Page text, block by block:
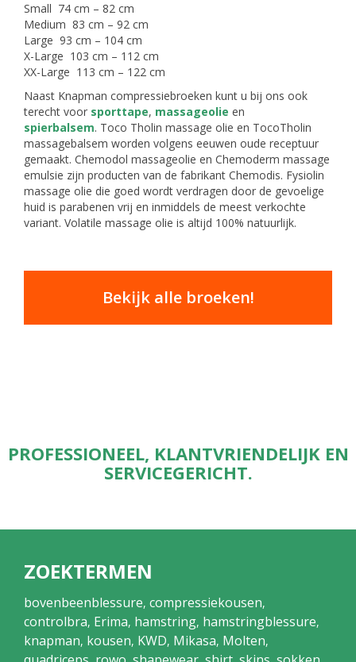
Small 74 cm – 82 cm
Medium 83 cm – 92 cm
Large 93 cm – 104 cm
X-Large 103 cm – 112 cm
XX-Large 113 cm – 122 cm
Naast Knapman compressiebroeken kunt u bij ons ook
terecht voor sporttape, massageolie en
spierbalsem. Toco Tholin massage olie en TocoTholin
massagebalsem worden volgens eeuwen oude receptuur
gemaakt. Chemodol massageolie en Chemoderm massage
emulsie zijn producten van de fabrikant Chemodis. Fysiolin
massage olie die goed wordt verdragen door de gevoelige
huid is parabenen vrij en inmiddels de meest verkochte
variant. Volatile massage olie is altijd 100% natuurlijk.
Bekijk alle broeken!
PROFESSIONEEL, KLANTVRIENDELIJK EN
SERVICEGERICHT.
ZOEKTERMEN
bovenbeenblessure, compressiekousen,
controlbra, Erima, hamstring, hamstringblessure,
knapman, kousen, KWD, Mikasa, Molten,